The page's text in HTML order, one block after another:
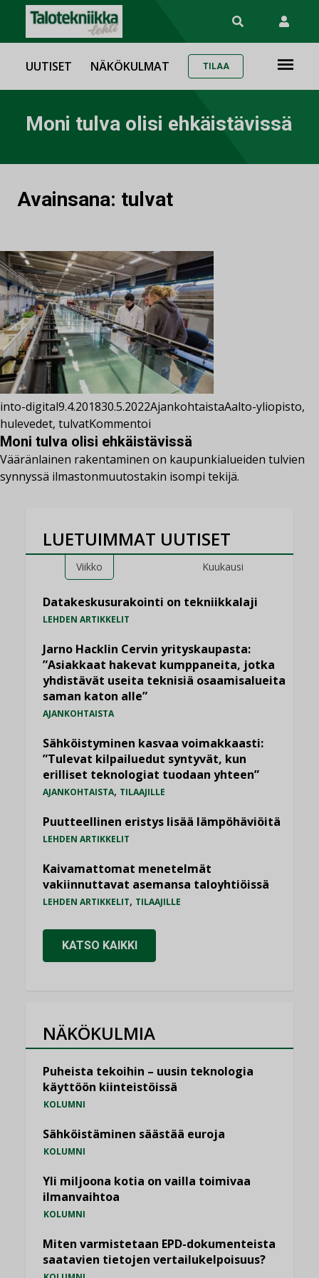
UUTISET NÄKÖKULMAT TILAA
Moni tulva olisi ehkäistävissä
Avainsana: tulvat
into-digital9.4.201830.5.2022AjankohtaistaAalto-yliopisto,
hulevedet, tulvatKommentoi
Moni tulva olisi ehkäistävissä
Vääränlainen rakentaminen on kaupunkialueiden tulvien
synnyssä ilmastonmuutostakin isompi tekijä.
LUETUIMMAT UUTISET
Viikko Kuukausi
Datakeskusurakointi on tekniikkalaji
LEHDEN ARTIKKELIT
Jarno Hacklin Cervin yrityskaupasta:
”Asiakkaat hakevat kumppaneita, jotka
yhdistävät useita teknisiä osaamisalueita
saman katon alle”
AJANKOHTAISTA
Sähköistyminen kasvaa voimakkaasti:
”Tulevat kilpailuedut syntyvät, kun
erilliset teknologiat tuodaan yhteen”
AJANKOHTAISTA, TILAAJILLE
Puutteellinen eristys lisää lämpöhäviöitä
LEHDEN ARTIKKELIT
Kaivamattomat menetelmät
vakiinnuttavat asemansa taloyhtiöissä
LEHDEN ARTIKKELIT, TILAAJILLE
KATSO KAIKKI
NÄKÖKULMIA
Puheista tekoihin – uusin teknologia
käyttöön kiinteistöissä
KOLUMNI
Sähköistäminen säästää euroja
KOLUMNI
Yli miljoona kotia on vailla toimivaa
ilmanvaihtoa
KOLUMNI
Miten varmistetaan EPD-dokumenteista
saatavien tietojen vertailukelpoisuus?